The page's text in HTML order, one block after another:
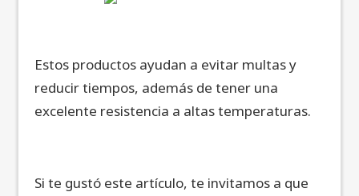
Estos productos ayudan a evitar multas y
reducir tiempos, además de tener una
excelente resistencia a altas temperaturas.
Si te gustó este artículo, te invitamos a que